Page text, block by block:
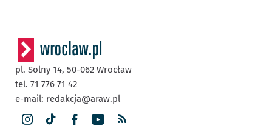
pl. Solny 14, 50-062 Wrocław
tel. 71 776 71 42
e-mail: redakcja@araw.pl